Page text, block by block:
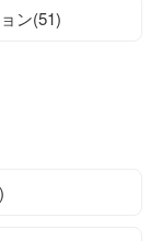
ン(51)